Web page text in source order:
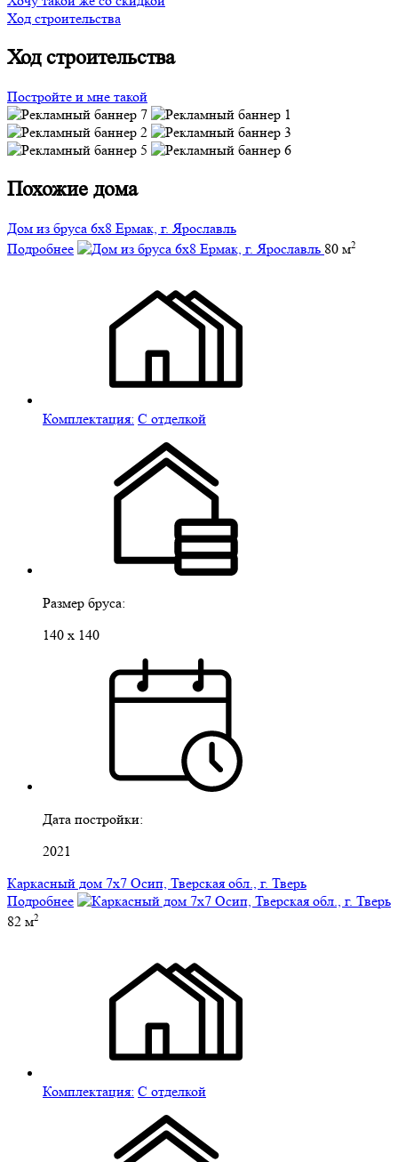
Ход строительства
Ход строительства
Постройте и мне такой
Похожие дома
Дом из бруса 6х8 Ермак, г. Ярославль
Подробнее
80 м2
Комплектация: С отделкой
Размер бруса:
140 х 140
Дата постройки:
2021
Каркасный дом 7х7 Осип, Тверская обл., г. Тверь
Подробнее
82 м2
Комплектация: С отделкой